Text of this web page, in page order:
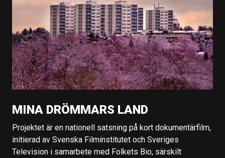
MINA DRÖMMARS LAND
Projektet är en nationell satsning på kort dokumentärfilm,
initierad av Svenska Filminstitutet och Sveriges
Television i samarbete med Folkets Bio, särskilt